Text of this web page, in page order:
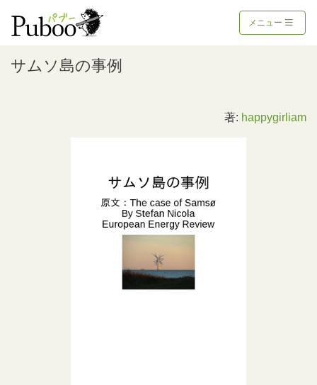
メニュー
サムソ島の事例
著: happygirliam